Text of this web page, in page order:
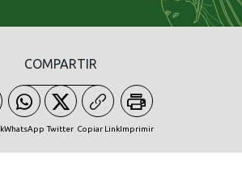
COMPARTIR
WhatsApp Twitter Copiar LinkImprimir